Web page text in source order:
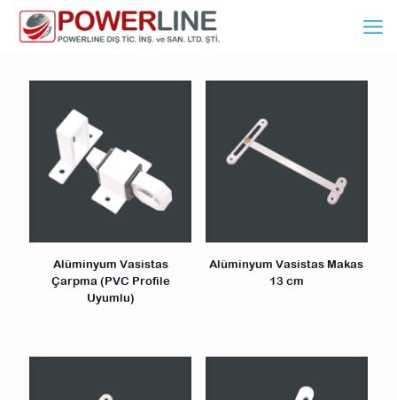
Alüminyum Vasistas
Çarpma (PVC Profile
Uyumlu)
Alüminyum Vasistas Makas
13 cm